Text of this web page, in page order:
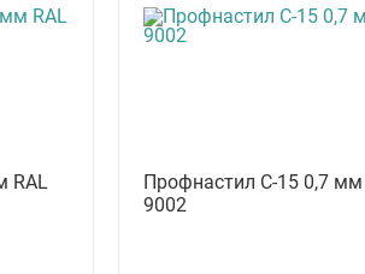
RAL
Профнастил С-15 0,7 мм
9002